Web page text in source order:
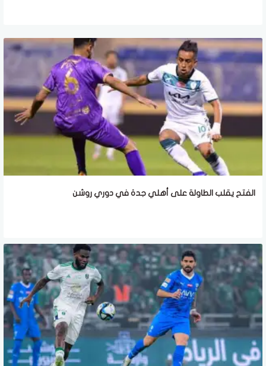
الفتح يقلب الطاولة على أهلي جدة في دوري روشن